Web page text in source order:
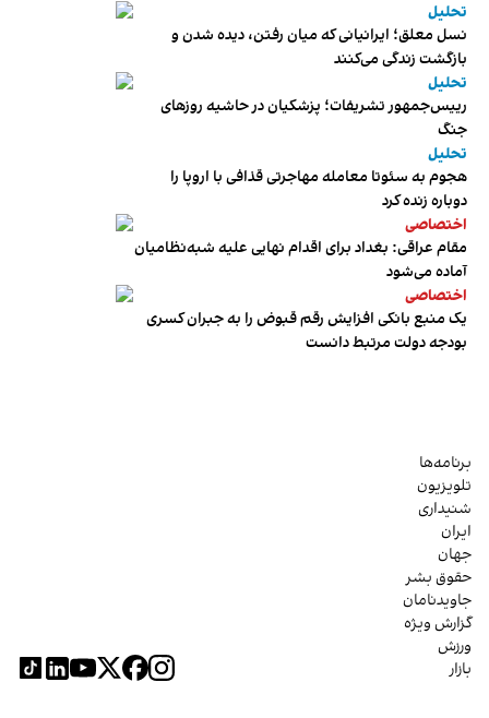
تحلیل
نسل معلق؛ ایرانیانی که میان رفتن، دیده شدن و
بازگشت زندگی می‌کنند
تحلیل
رییس‌جمهور تشریفات؛ پزشکیان در حاشیه روزهای
جنگ
تحلیل
هجوم به سئوتا معامله مهاجرتی قذافی با اروپا را
دوباره زنده کرد
اختصاصی
مقام عراقی: بغداد برای اقدام نهایی علیه شبه‌نظامیان
آماده می‌شود
اختصاصی
یک منبع بانکی افزایش رقم قبوض را به جبران کسری
بودجه دولت مرتبط دانست
برنامه‌ها
تلویزیون
شنیداری
ایران
جهان
حقوق بشر
جاویدنامان
گزارش ویژه
ورزش
بازار